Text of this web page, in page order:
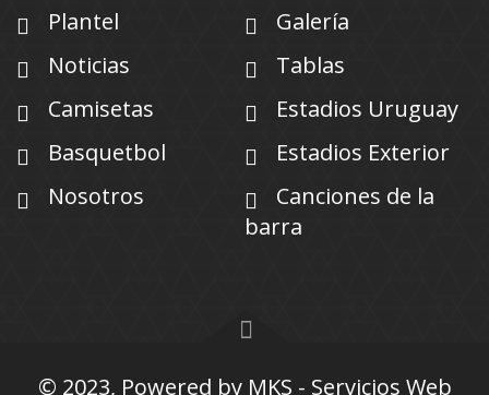
Plantel
Galería
Noticias
Tablas
Camisetas
Estadios Uruguay
Basquetbol
Estadios Exterior
Nosotros
Canciones de la
barra
© 2023, Powered by MKS - Servicios Web